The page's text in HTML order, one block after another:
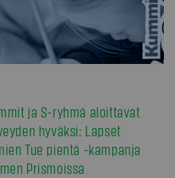
ja S-ryhmä aloittavat
hyväksi: Lapset
Tue pientä -kampanja
Prismoissa